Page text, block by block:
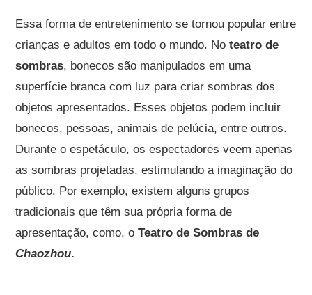
Essa forma de entretenimento se tornou popular entre
crianças e adultos em todo o mundo. Noteatro de
sombras, bonecos são manipulados em uma
superfície branca com luz para criar sombras dos
objetos apresentados. Esses objetos podem incluir
bonecos, pessoas, animais de pelúcia, entre outros.
Durante o espetáculo, os espectadores veem apenas
as sombras projetadas, estimulando a imaginação do
público. Por exemplo, existem alguns grupos
tradicionais que têm sua própria forma de
apresentação, como, oTeatro de Sombras de
Chaozhou.